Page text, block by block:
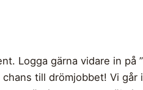
Logga gärna vidare in på
till drömjobbet! Vi går